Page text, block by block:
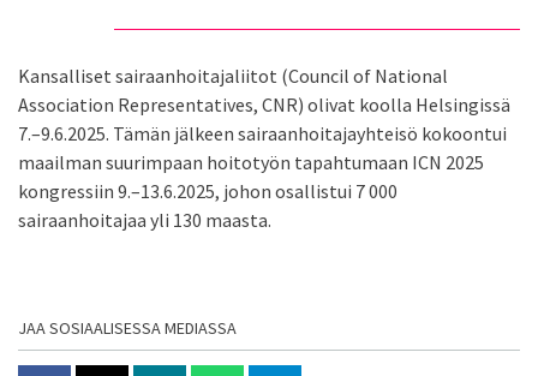
Kansalliset sairaanhoitajaliitot (Council of National
Association Representatives, CNR) olivat koolla Helsingissä
7.–9.6.2025. Tämän jälkeen sairaanhoitajayhteisö kokoontui
maailman suurimpaan hoitotyön tapahtumaan ICN 2025
kongressiin 9.–13.6.2025, johon osallistui 7 000
sairaanhoitajaa yli 130 maasta.
JAA SOSIAALISESSA MEDIASSA